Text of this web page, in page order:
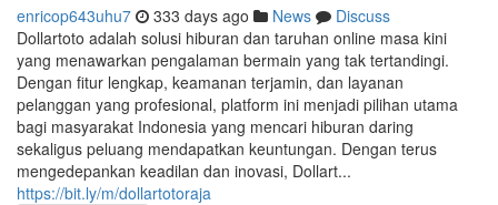
enricop643uhu7 333 days ago News
Discuss
Dollartoto adalah solusi hiburan dan taruhan online masa kini
yang menawarkan pengalaman bermain yang tak tertandingi.
Dengan fitur lengkap, keamanan terjamin, dan layanan
pelanggan yang profesional, platform ini menjadi pilihan utama
bagi masyarakat Indonesia yang mencari hiburan daring
sekaligus peluang mendapatkan keuntungan. Dengan terus
mengedepankan keadilan dan inovasi, Dollart...
https://bit.ly/m/dollartotoraja